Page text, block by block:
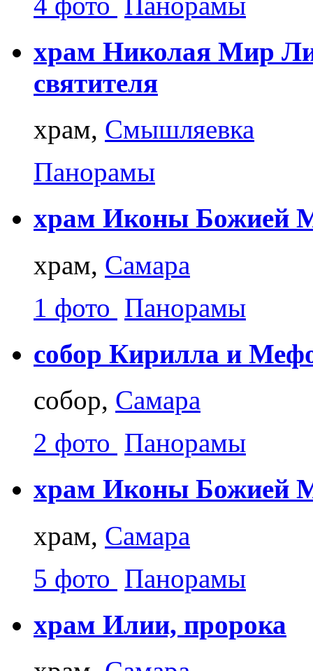
храм Николая Мир
святителя
храм, Смышляевка
Панорамы
храм Иконы Божией
храм, Самара
1 фото Панорамы
собор Кирилла и
собор, Самара
2 фото Панорамы
храм Иконы Божией
храм, Самара
5 фото Панорамы
храм Илии, пророка